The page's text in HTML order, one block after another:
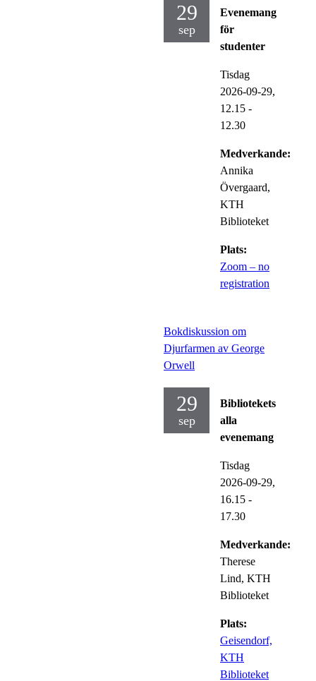
29
sep
Evenemang
för
studenter
Tisdag
2026-09-29,
12.15 -
12.30
Medverkande:
Annika
Övergaard,
KTH
Biblioteket
Plats:
Zoom – no
registration
Bokdiskussion om
Djurfarmen av George
Orwell
29
sep
Bibliotekets
alla
evenemang
Tisdag
2026-09-29,
16.15 -
17.30
Medverkande:
Therese
Lind, KTH
Biblioteket
Plats:
Geisendorf,
KTH
Biblioteket